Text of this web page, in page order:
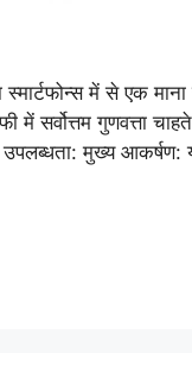
में से एक
में सर्वोत्तम गुणवत्ता
मुख्य आकर्षण: